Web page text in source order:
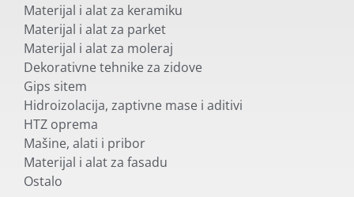
Materijal i alat za keramiku
Materijal i alat za parket
Materijal i alat za moleraj
Dekorativne tehnike za zidove
Gips sitem
Hidroizolacija, zaptivne mase i aditivi
HTZ oprema
Mašine, alati i pribor
Materijal i alat za fasadu
Ostalo